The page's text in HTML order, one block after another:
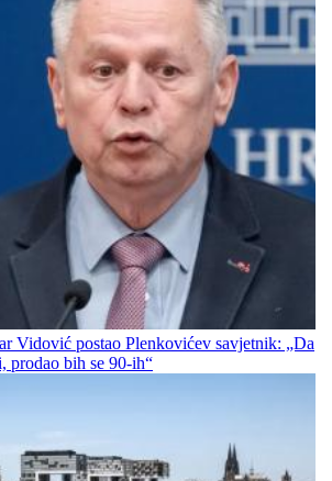
Vidović postao Plenkovićev savjetnik: „Da
prodao bih se 90-ih“